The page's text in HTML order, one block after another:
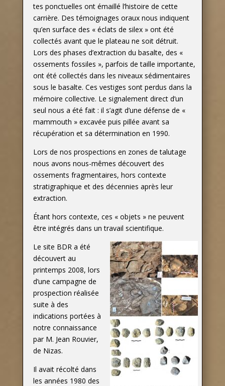
tes ponctuelles ont émaillé l’histoire de cette
carrière. Des témoignages oraux nous indiquent
qu’en surface des « éclats de silex » ont été
collectés avant que le plateau ne soit détruit.
Lors des phases d’extraction du basalte, des «
ossements fossiles », parfois de taille importante,
ont été collectés dans les niveaux sédimentaires
sous le basalte. Ces vestiges sont perdus dans la
mémoire collective. Le signalement direct d’un
seul nous a été fait : il s’agit d’une défense de «
mammouth » excavée puis pillée avant sa
récupération et sa détermination en 1990.
Lors de nos prospections en zones de talutage
nous avons nous-mêmes découvert des
ossements fragmentaires, hors contexte
stratigraphique et des décennies après leur
extraction.
Étant hors contexte, ces « objets » ne peuvent
être intégrés dans un travail scientifique.
Le site BDR a été
découvert au
printemps 2008, lors
d’une campagne de
prospection réalisée
suite à des
indications portées à
notre connaissance
par M. Jean Rouvier,
de Nizas.
Il avait récolté dans
les années 1980 des